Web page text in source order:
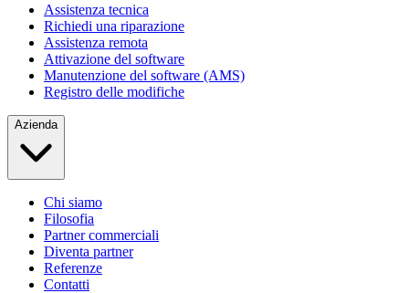
Assistenza tecnica
Richiedi una riparazione
Assistenza remota
Attivazione del software
Manutenzione del software (AMS)
Registro delle modifiche
Azienda
Chi siamo
Filosofia
Partner commerciali
Diventa partner
Referenze
Contatti